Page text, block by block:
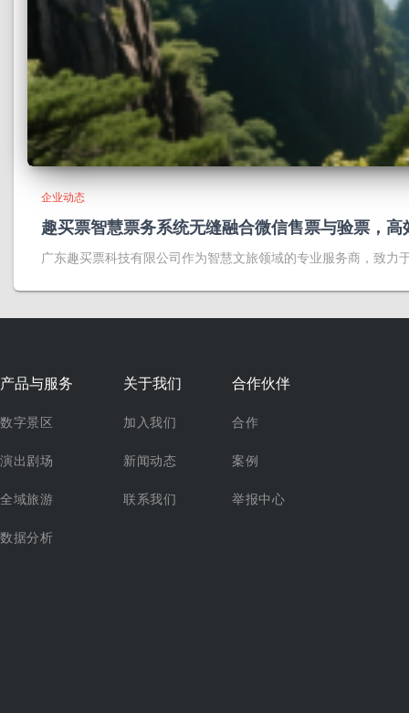
企业动态
趣买票智慧票务系统无缝融合微信售票与验票，
广东趣买票科技有限公司作为智慧文旅领域的专业服务商，致力
产品与服务
数字景区
演出剧场
全域旅游
数据分析
关于我们
加入我们
新闻动态
联系我们
合作伙伴
合作
案例
举报中心